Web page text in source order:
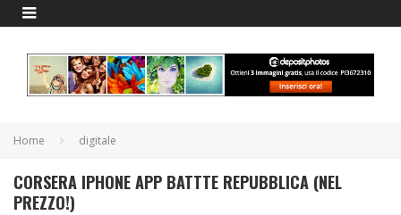
Home digitale
CORSERA IPHONE APP BATTTE REPUBBLICA (NEL
PREZZO!)